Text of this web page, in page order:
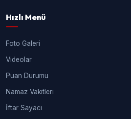
Hızlı Menü
Foto Galeri
Videolar
Puan Durumu
Namaz Vakitleri
İftar Sayacı